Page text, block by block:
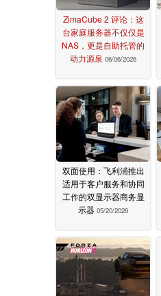
ZimaCube 2 评论：这
台家庭服务器不仅仅是
NAS，更是自助托管的
动力源泉 06/06/2026
双面使用：飞利浦推出
适用于客户服务和协同
工作的双显示器商务显
示器 05/20/2026